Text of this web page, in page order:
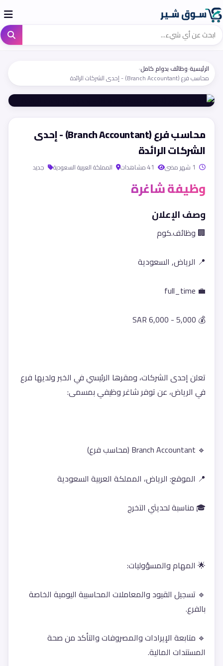
الرئيسية›وظائف بدوام كامل›
محاسب فرع (Branch Accountant) - إحدى الشركات الرائدة
محاسب فرع (Branch Accountant) - إحدى
الشركات الرائدة
المملكة العربية السعودية جديد
وظيفة شاغرة
وصف الإعلان
🏢 وظائف.كوم
📍 الرياض, السعودية
💼 full_time
💰 5,000 - 6,000 SAR
في الرياض، عن توفر شاغر وظيفي بمسمى:
🔹 Branch Accountant (محاسب فرع)
📍 الموقع: الرياض، المملكة العربية السعودية
🎓 مناسبة لحديثي التخرج
🌟 المهام والمسؤوليات:
بالفرع.
المستندات المالية.